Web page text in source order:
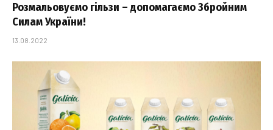
Розмальовуємо гільзи – допомагаємо Збройним
Силам України!
13.08.2022